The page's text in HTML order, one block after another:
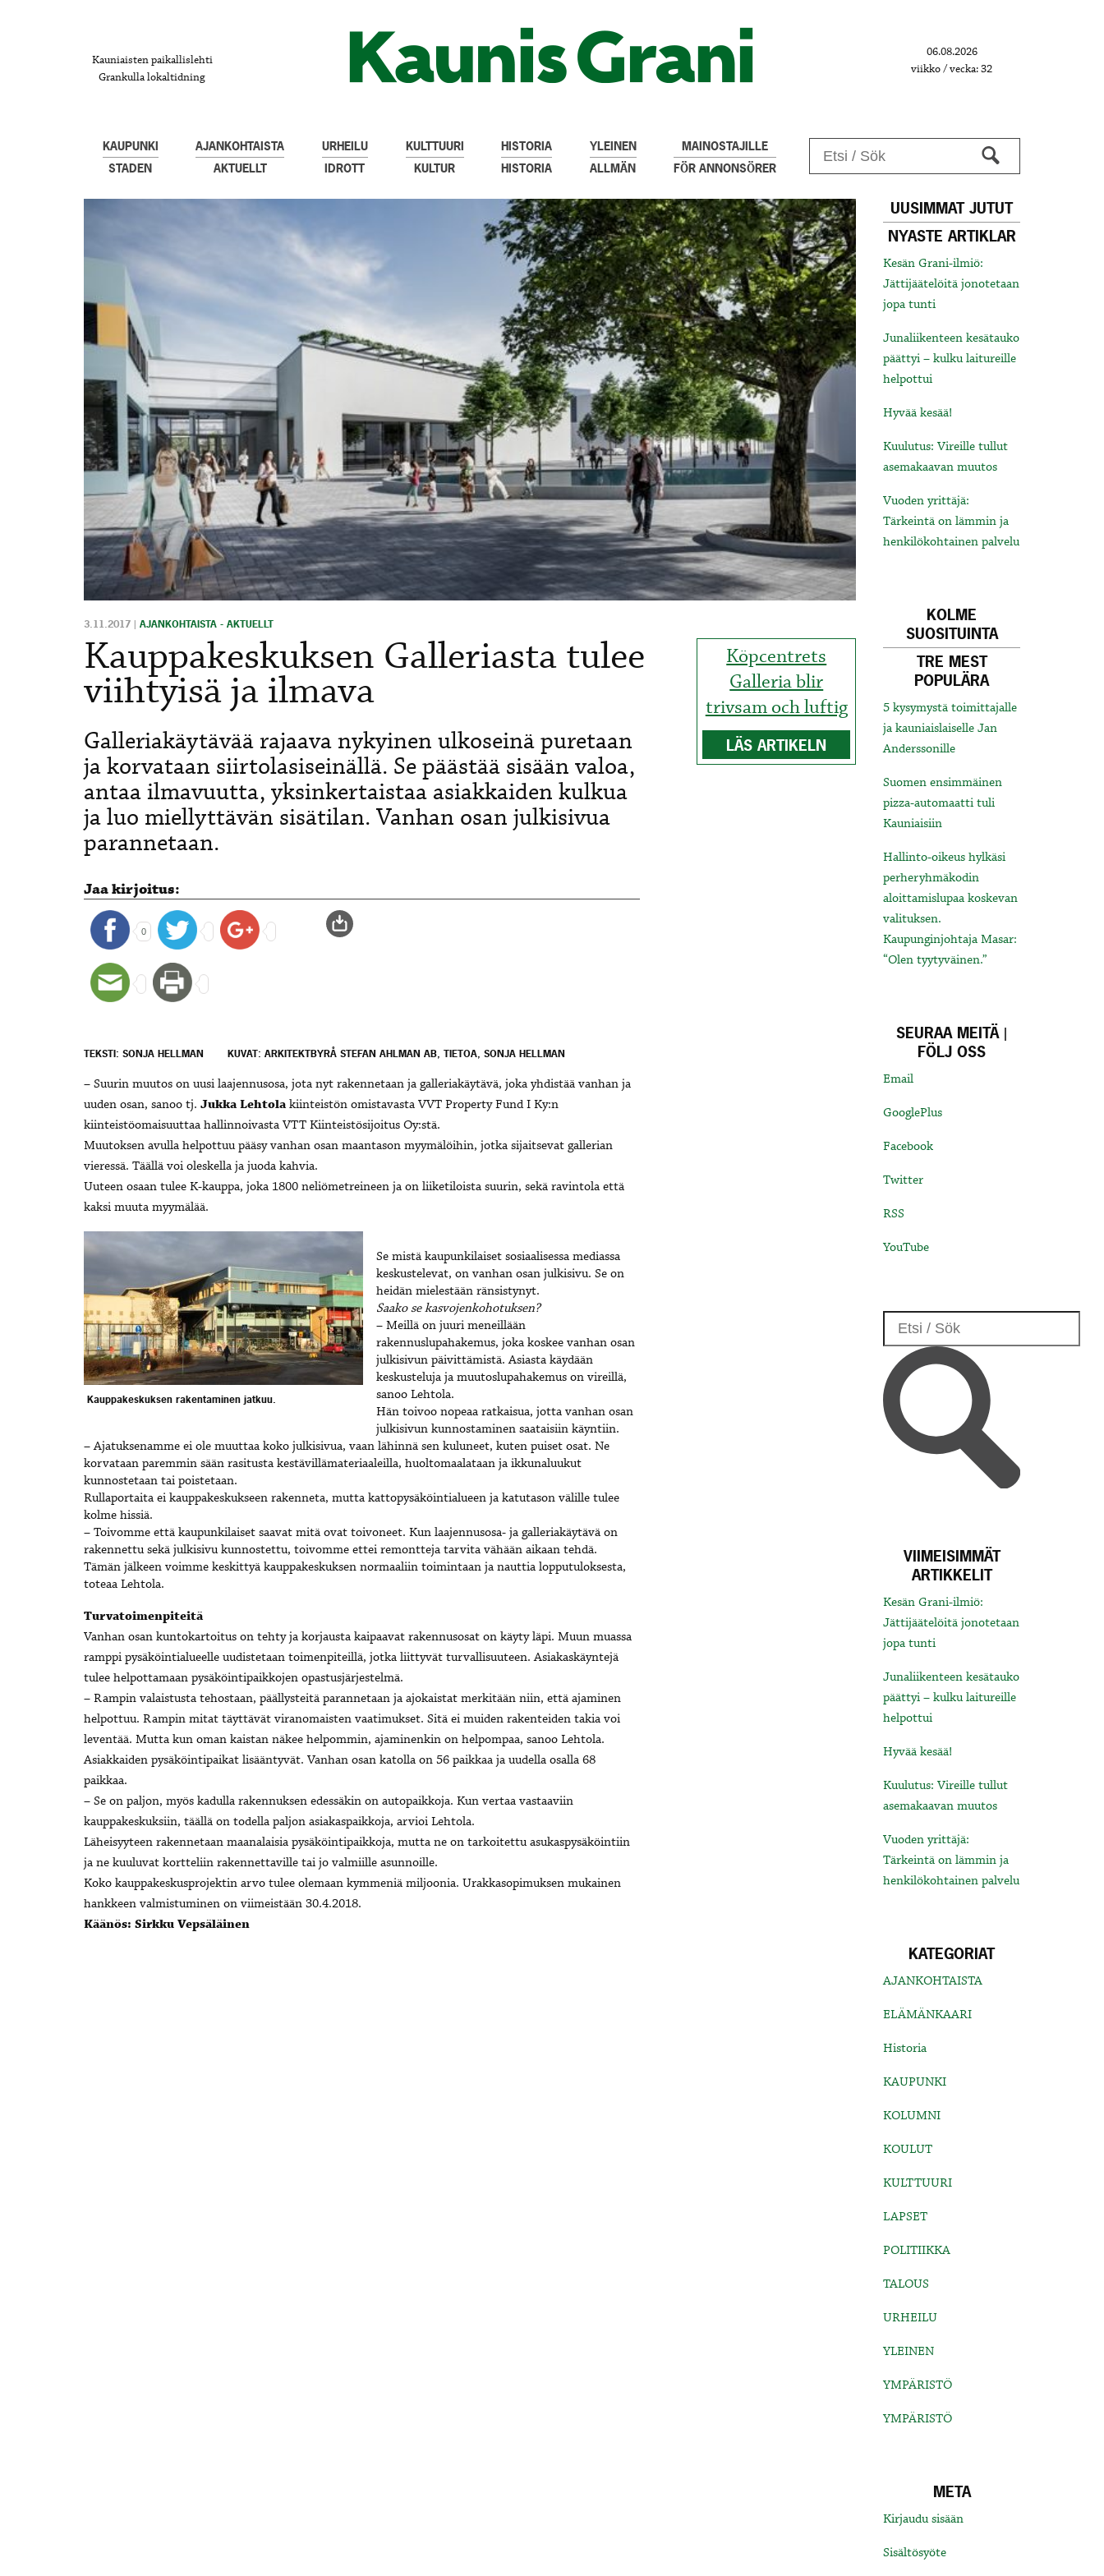
Kauniaisten paikallislehti
Grankulla lokaltidning
06.08.2026
viikko / vecka: 32
KAUPUNKI
STADEN
AJANKOHTAISTA
AKTUELLT
URHEILU
IDROTT
KULTTUURI
KULTUR
HISTORIA
HISTORIA
YLEINEN
ALLMÄN
MAINOSTAJILLE
FÖR ANNONSÖRER
Köpcentrets
Galleria blir
trivsam och luftig
LÄS ARTIKELN
3.11.2017 | AJANKOHTAISTA - AKTUELLT
Kauppakeskuksen Galleriasta tulee
viihtyisä ja ilmava
Galleriakäytävää rajaava nykyinen ulkoseinä puretaan
ja korvataan siirtolasiseinällä. Se päästää sisään valoa,
antaa ilmavuutta, yksinkertaistaa asiakkaiden kulkua
ja luo miellyttävän sisätilan. Vanhan osan julkisivua
parannetaan.
Jaa kirjoitus:
0
TEKSTI: SONJA HELLMAN KUVAT: ARKITEKTBYRÅ STEFAN AHLMAN AB, TIETOA, SONJA HELLMAN
– Suurin muutos on uusi laajennusosa, jota nyt rakennetaan ja galleriakäytävä, joka yhdistää vanhan ja
uuden osan, sanoo tj. Jukka Lehtola kiinteistön omistavasta VVT Property Fund I Ky:n
kiinteistöomaisuuttaa hallinnoivasta VTT Kiinteistösijoitus Oy:stä.
Muutoksen avulla helpottuu pääsy vanhan osan maantason myymälöihin, jotka sijaitsevat gallerian
vieressä. Täällä voi oleskella ja juoda kahvia.
Uuteen osaan tulee K-kauppa, joka 1800 neliömetreineen ja on liiketiloista suurin, sekä ravintola että
kaksi muuta myymälää.
Kauppakeskuksen rakentaminen jatkuu.
Se mistä kaupunkilaiset sosiaalisessa mediassa
keskustelevat, on vanhan osan julkisivu. Se on
heidän mielestään ränsistynyt.
Saako se kasvojenkohotuksen?
– Meillä on juuri meneillään
rakennuslupahakemus, joka koskee vanhan osan
julkisivun päivittämistä. Asiasta käydään
keskusteluja ja muutoslupahakemus on vireillä,
sanoo Lehtola.
Hän toivoo nopeaa ratkaisua, jotta vanhan osan
julkisivun kunnostaminen saataisiin käyntiin.
– Ajatuksenamme ei ole muuttaa koko julkisivua, vaan lähinnä sen kuluneet, kuten puiset osat. Ne
korvataan paremmin sään rasitusta kestävillämateriaaleilla, huoltomaalataan ja ikkunaluukut
kunnostetaan tai poistetaan.
Rullaportaita ei kauppakeskukseen rakenneta, mutta kattopysäköintialueen ja katutason välille tulee
kolme hissiä.
– Toivomme että kaupunkilaiset saavat mitä ovat toivoneet. Kun laajennusosa- ja galleriakäytävä on
rakennettu sekä julkisivu kunnostettu, toivomme ettei remontteja tarvita vähään aikaan tehdä.
Tämän jälkeen voimme keskittyä kauppakeskuksen normaaliin toimintaan ja nauttia lopputuloksesta,
toteaa Lehtola.
Turvatoimenpiteitä
Vanhan osan kuntokartoitus on tehty ja korjausta kaipaavat rakennusosat on käyty läpi. Muun muassa
ramppi pysäköintialueelle uudistetaan toimenpiteillä, jotka liittyvät turvallisuuteen. Asiakaskäyntejä
tulee helpottamaan pysäköintipaikkojen opastusjärjestelmä.
– Rampin valaistusta tehostaan, päällysteitä parannetaan ja ajokaistat merkitään niin, että ajaminen
helpottuu. Rampin mitat täyttävät viranomaisten vaatimukset. Sitä ei muiden rakenteiden takia voi
leventää. Mutta kun oman kaistan näkee helpommin, ajaminenkin on helpompaa, sanoo Lehtola.
Asiakkaiden pysäköintipaikat lisääntyvät. Vanhan osan katolla on 56 paikkaa ja uudella osalla 68
paikkaa.
– Se on paljon, myös kadulla rakennuksen edessäkin on autopaikkoja. Kun vertaa vastaaviin
kauppakeskuksiin, täällä on todella paljon asiakaspaikkoja, arvioi Lehtola.
Läheisyyteen rakennetaan maanalaisia pysäköintipaikkoja, mutta ne on tarkoitettu asukaspysäköintiin
ja ne kuuluvat kortteliin rakennettaville tai jo valmiille asunnoille.
Koko kauppakeskusprojektin arvo tulee olemaan kymmeniä miljoonia. Urakkasopimuksen mukainen
hankkeen valmistuminen on viimeistään 30.4.2018.
Käänös: Sirkku Vepsäläinen
UUSIMMAT JUTUT
NYASTE ARTIKLAR
Kesän Grani-ilmiö:
Jättijäätelöitä jonotetaan
jopa tunti
Junaliikenteen kesätauko
päättyi – kulku laitureille
helpottui
Hyvää kesää!
Kuulutus: Vireille tullut
asemakaavan muutos
Vuoden yrittäjä:
Tärkeintä on lämmin ja
henkilökohtainen palvelu
KOLME
SUOSITUINTA
TRE MEST
POPULÄRA
5 kysymystä toimittajalle
ja kauniaislaiselle Jan
Anderssonille
Suomen ensimmäinen
pizza-automaatti tuli
Kauniaisiin
Hallinto-oikeus hylkäsi
perheryhmäkodin
aloittamislupaa koskevan
valituksen.
Kaupunginjohtaja Masar:
“Olen tyytyväinen.”
SEURAA MEITÄ |
FÖLJ OSS
Email
GooglePlus
Facebook
Twitter
RSS
YouTube
VIIMEISIMMÄT
ARTIKKELIT
Kesän Grani-ilmiö:
Jättijäätelöitä jonotetaan
jopa tunti
Junaliikenteen kesätauko
päättyi – kulku laitureille
helpottui
Hyvää kesää!
Kuulutus: Vireille tullut
asemakaavan muutos
Vuoden yrittäjä:
Tärkeintä on lämmin ja
henkilökohtainen palvelu
KATEGORIAT
AJANKOHTAISTA
ELÄMÄNKAARI
Historia
KAUPUNKI
KOLUMNI
KOULUT
KULTTUURI
LAPSET
POLITIIKKA
TALOUS
URHEILU
YLEINEN
YMPÄRISTÖ
YMPÄRISTÖ
META
Kirjaudu sisään
Sisältösyöte